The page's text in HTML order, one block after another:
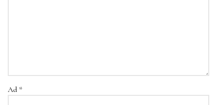
Ad *